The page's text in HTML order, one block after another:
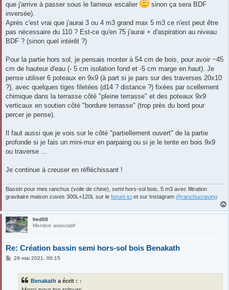
que j'arrive à passer sous le fameux escalier
sinon ça sera BDF
inversée).
Après c'est vrai que j'aurai 3 ou 4 m3 grand max 5 m3 ce n'est peut être
pas nécessaire du 110 ? Est-ce qu'en 75 j'aurai + d'aspiration au niveau
BDF ? (sinon quel intérêt ?)
Pour la partie hors sol, je pensais monter à 54 cm de bois, pour avoir ~45
cm de hauteur d'eau (- 5 cm isolation fond et -5 cm marge en haut). Je
pense utiliser 6 poteaux en 9x9 (à part si je pars sur des traverses 20x10
?), avec quelques tiges filetées (d14 ? distance ?) fixées par scellement
chimique dans la terrasse côté "pleine terrasse" et des poteaux 9x9
verticaux en soutien côté "bordure terrasse" (trop près du bord pour
percer je pense).
Il faut aussi que je vois sur le côté "partiellement ouvert" de la partie
profonde si je fais un mini-mur en parpaing ou si je le tente en bois 9x9
ou traverse ...
Je continue à creuser en réfléchissant !
Bassin pour mes ranchus (voile de chine), semi hors-sol bois, 5 m3 avec filtration
gravitaire maison cuves 300L+120L sur le forum ici et sur Instagram @ranchucraving
fred68
Membre associatif
Re: Création bassin semi hors-sol bois Benakath
M29 mai 2021, 00:15
Benakath a écrit : ↑